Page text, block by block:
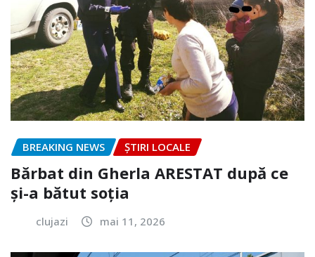
BREAKING NEWS ȘTIRI LOCALE
Bărbat din Gherla ARESTAT după ce
și-a bătut soția
clujazi mai 11, 2026